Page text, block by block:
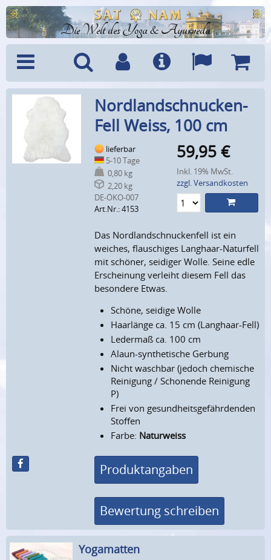
Die Welt des Yoga & Ayurveda
Menü SucheBenutzerkonto
Info Sprachen
Nordlandschnucken-
Fell Weiss, 100 cm
lieferbar
5-10 Tage
0,80 kg
2,20 kg
DE-ÖKO-007
Art.Nr.: 4153
59,95 €
Inkl. 19% MwSt.
zzgl. Versandkosten
Das Nordlandschnuckenfell ist ein
weiches, flauschiges Langhaar-Naturfell
mit schöner, seidiger Wolle. Seine edle
Erscheinung verleiht diesem Fell das
besondere Etwas.
Schöne, seidige Wolle
Haarlänge ca. 15 cm (Langhaar-Fell)
Ledermaß ca. 100 cm
Alaun-synthetische Gerbung
Nicht waschbar (jedoch chemische
Reinigung / Schonende Reinigung
P)
Frei von gesundheitsgefährdenden
Stoffen
Farbe: Naturweiss
Produktangaben
Bewertung schreiben
Yogamatten